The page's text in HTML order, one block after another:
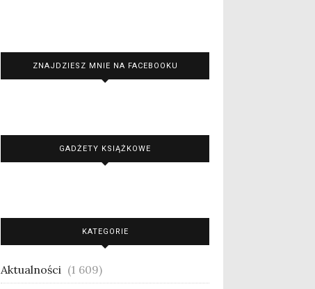
ZNAJDZIESZ MNIE NA FACEBOOKU
GADŻETY KSIĄŻKOWE
KATEGORIE
Aktualności (1 609)